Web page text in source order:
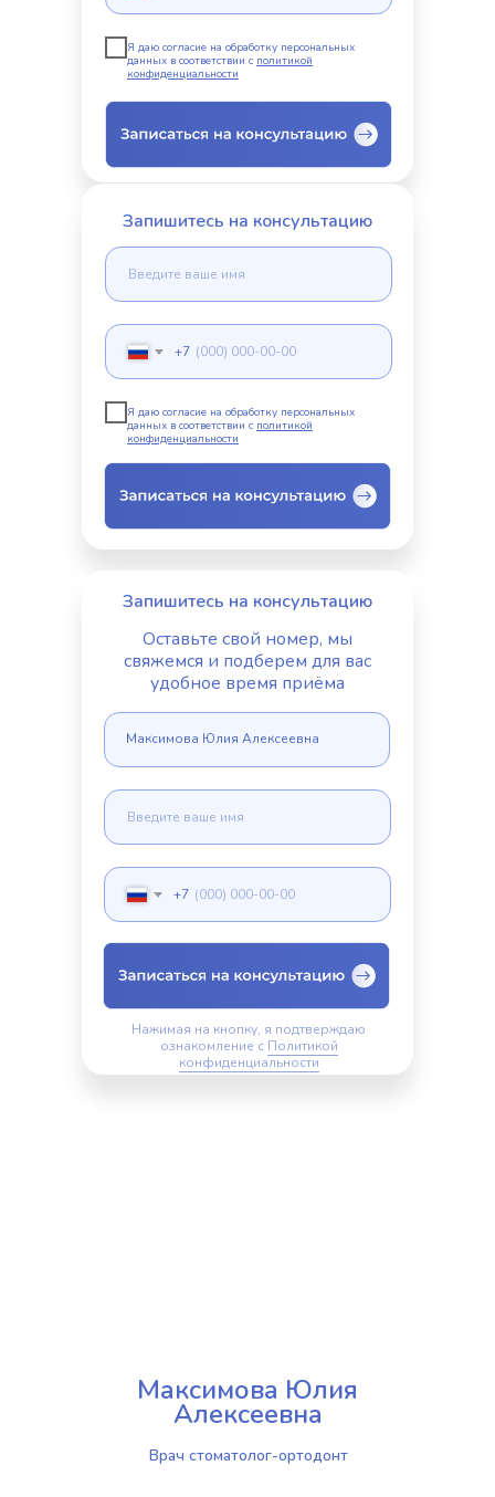
Я даю согласие на обработку персональных
данных в соответствии с политикой
конфиденциальности
Запишитесь на консультацию
+7
Я даю согласие на обработку персональных
данных в соответствии с политикой
конфиденциальности
Запишитесь на консультацию
Оставьте свой номер, мы
свяжемся и подберем для вас
удобное время приёма
+7
Нажимая на кнопку, я подтверждаю
ознакомление с Политикой
конфиденциальности
Максимова Юлия Алексеевна
Максимова Юлия
Алексеевна
Врач стоматолог-ортодонт